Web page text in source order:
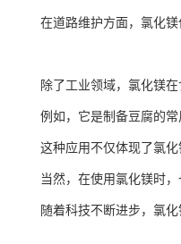
在道路维护方面，氯化
除了工业领域，氯化镁在
例如，它是制备豆腐的
这种应用不仅体现了氯
当然，在使用氯化镁时
随着科技不断进步，氯